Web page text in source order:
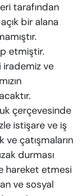
tarafından
bir alana
etmiştir.
irademiz ve
çerçevesinde
istişare ve iş
çatışmaların
durması
hareket etmesi
ve sosyal